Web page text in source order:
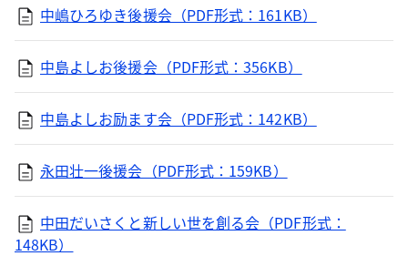
中嶋ひろゆき後援会（PDF形式：161KB）
中島よしお後援会（PDF形式：356KB）
中島よしお励ます会（PDF形式：142KB）
永田壮一後援会（PDF形式：159KB）
中田だいさくと新しい世を創る会（PDF形式：
148KB）